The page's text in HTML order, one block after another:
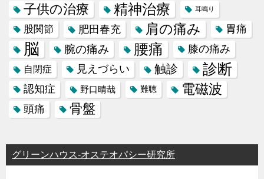
子供の治療 精神治療 耳鳴り
股関節 肥田春充 肩の痛み 胃痛
脳 腕の痛み 腰痛 膝の痛み
自閉症 見えづらい 触診 診断
認知症 野口晴哉 難聴 電磁波
頭痛 骨盤
グリーンハウス-オステオパシー研究所